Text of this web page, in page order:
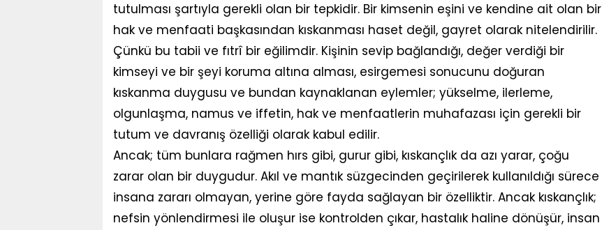
tutulması şartıyla gerekli olan bir tepkidir. Bir kimsenin eşini ve kendine ait olan bir
hak ve menfaati başkasından kıskanması haset değil, gayret olarak nitelendirilir.
Çünkü bu tabii ve fıtrî bir eğilimdir. Kişinin sevip bağlandığı, değer verdiği bir
kimseyi ve bir şeyi koruma altına alması, esirgemesi sonucunu doğuran
kıskanma duygusu ve bundan kaynaklanan eylemler; yükselme, ilerleme,
olgunlaşma, namus ve iffetin, hak ve menfaatlerin muhafazası için gerekli bir
tutum ve davranış özelliği olarak kabul edilir.
Ancak; tüm bunlara rağmen hırs gibi, gurur gibi, kıskançlık da azı yarar, çoğu
zarar olan bir duygudur. Akıl ve mantık süzgecinden geçirilerek kullanıldığı sürece
insana zararı olmayan, yerine göre fayda sağlayan bir özelliktir. Ancak kıskançlık;
nefsin yönlendirmesi ile oluşur ise kontrolden çıkar, hastalık haline dönüşür, insan